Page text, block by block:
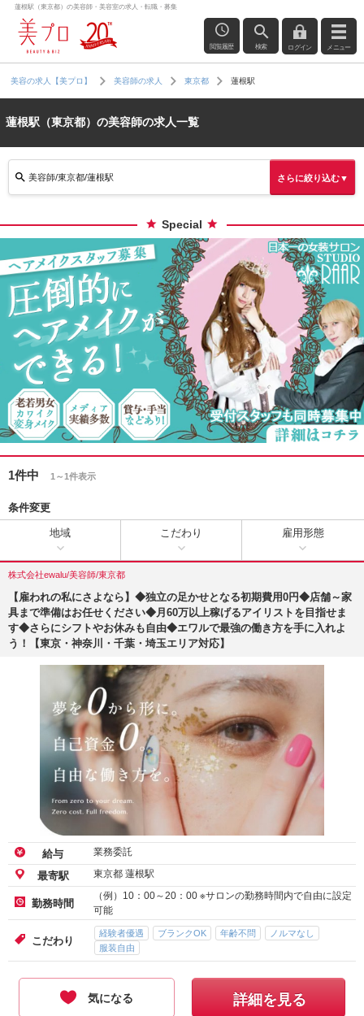
蓮根駅（東京都）の美容師・美容室の求人・転職・募集
閲覧履歴 検索 ログイン メニュー
美容の求人【美プロ】 美容師の求人 東京都 蓮根駅
蓮根駅（東京都）の美容師の求人一覧
美容師/東京都/蓮根駅 さらに絞り込む▼
Special
1件中 1～1件表示
条件変更
地域 こだわり 雇用形態
株式会社ewalu/美容師/東京都
【雇われの私にさよなら】◆独立の足かせとなる初期費用0円◆店舗～家
具まで準備はお任せください◆月60万以上稼げるアイリストを目指せま
す◆さらにシフトやお休みも自由◆エワルで最強の働き方を手に入れよ
う！【東京・神奈川・千葉・埼玉エリア対応】
給与 業務委託
最寄駅 東京都 蓮根駅
勤務時間
（例）10：00～20：00 ※サロンの勤務時間内で自由に設定
可能
こだわり
経験者優遇 ブランクOK 年齢不問
ノルマなし
服装自由
気になる 詳細を見る